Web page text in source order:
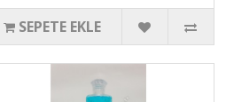
SEPETE EKLE